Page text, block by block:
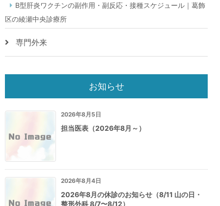
B型肝炎ワクチンの副作用・副反応・接種スケジュール｜葛飾
区の綾瀬中央診療所
専門外来
お知らせ
2026年8月5日
担当医表（2026年8月～）
2026年8月4日
2026年8月の休診のお知らせ（8/11 山の日・
整形外科 8/7〜8/12）